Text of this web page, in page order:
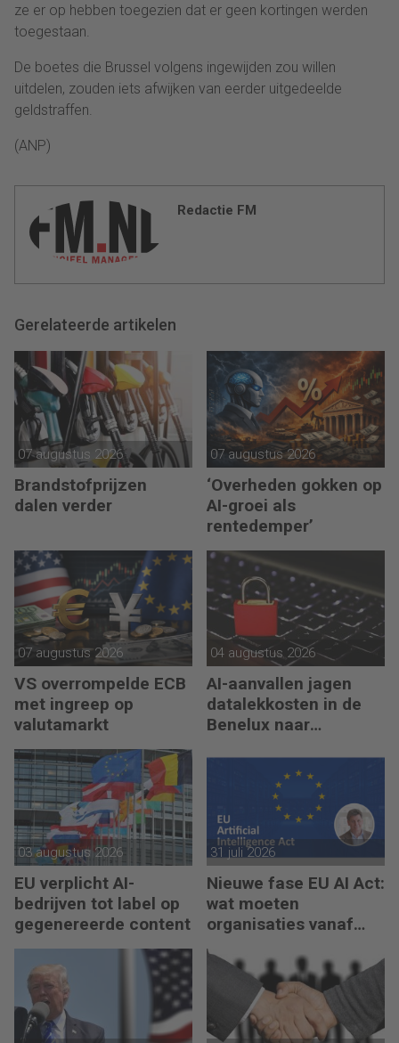
ze er op hebben toegezien dat er geen kortingen werden
toegestaan.
De boetes die Brussel volgens ingewijden zou willen
uitdelen, zouden iets afwijken van eerder uitgedeelde
geldstraffen.
(ANP)
Redactie FM
Gerelateerde artikelen
07 augustus 2026
Brandstofprijzen
dalen verder
07 augustus 2026
‘Overheden gokken op
AI-groei als
rentedemper’
07 augustus 2026
VS overrompelde ECB
met ingreep op
valutamarkt
04 augustus 2026
AI-aanvallen jagen
datalekkosten in de
Benelux naar
03 augustus 2026
EU verplicht AI-
bedrijven tot label op
gegenereerde content
31 juli 2026
Nieuwe fase EU AI Act:
wat moeten
organisaties vanaf
augustus 2026
regelen?